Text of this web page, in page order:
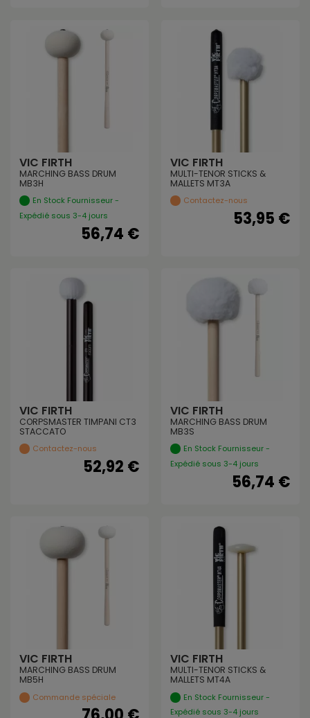
VIC FIRTH
MARCHING BASS DRUM
MB3H
En Stock Fournisseur -
Expédié sous 3-4 jours
56,74 €
VIC FIRTH
MULTI-TENOR STICKS &
MALLETS MT3A
Contactez-nous
53,95 €
VIC FIRTH
CORPSMASTER TIMPANI CT3
STACCATO
Contactez-nous
52,92 €
VIC FIRTH
MARCHING BASS DRUM
MB3S
En Stock Fournisseur -
Expédié sous 3-4 jours
56,74 €
VIC FIRTH
MARCHING BASS DRUM
MB5H
Commande spéciale
VIC FIRTH
MULTI-TENOR STICKS &
MALLETS MT4A
En Stock Fournisseur -
Expédié sous 3-4 jours